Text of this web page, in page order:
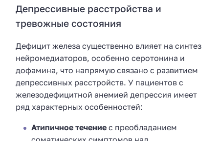
Депрессивные расстройства и
тревожные состояния
Дефицит железа существенно влияет на синтез
нейромедиаторов, особенно серотонина и
дофамина, что напрямую связано с развитием
депрессивных расстройств. У пациентов с
железодефицитной анемией депрессия имеет
ряд характерных особенностей:
Атипичное течение с преобладанием